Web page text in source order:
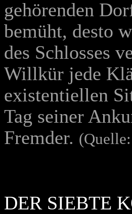
gehörenden
bemüht, desto
des Schlosses
Willkür jede
existentiellen
Tag seiner
Fremder.
DER SIEBTE